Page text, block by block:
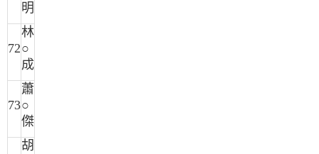
明
72
林
○
成
73
蕭
○
傑
胡